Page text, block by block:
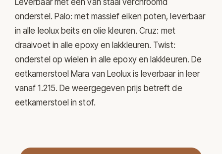
onderstel. Palo: met massief eiken poten, leverbaar
in alle leolux beits en olie kleuren. Cruz: met
draaivoet in alle epoxy en lakkleuren. Twist:
onderstel op wielen in alle epoxy en lakkleuren. De
eetkamerstoel Mara van Leolux is leverbaar in leer
vanaf 1.215. De weergegeven prijs betreft de
eetkamerstoel in stof.